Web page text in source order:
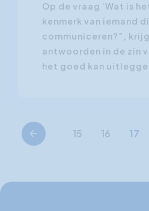
Op de vraag ‘Wat is
kenmerk van iemand
communiceren?”,
antwoorden in de zin
het goed kan
Vorige 15 16 17